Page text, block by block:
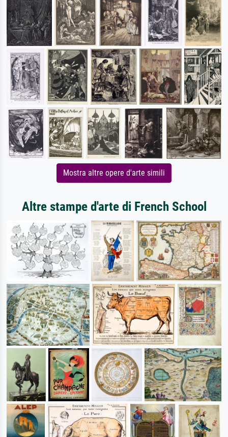
Mostra altre opere d'arte simili
Altre stampe d'arte di French School